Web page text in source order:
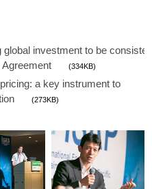
global investment to be
(334KB)
a key instrument to
(273KB)